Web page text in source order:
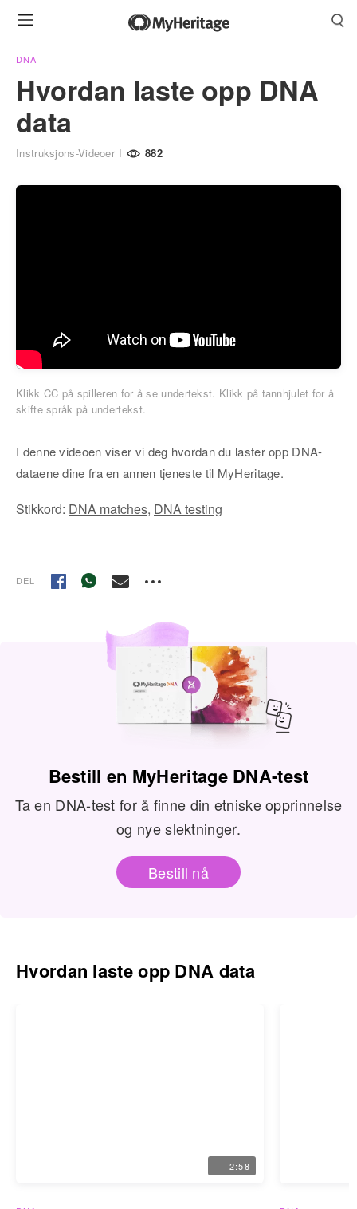
DNA
Hvordan laste opp DNA
data
Instruksjons-Videoer 882
Klikk CC på spilleren for å se undertekst. Klikk på tannhjulet for å
skifte språk på undertekst.
I denne videoen viser vi deg hvordan du laster opp DNA-
dataene dine fra en annen tjeneste til MyHeritage.
Stikkord: DNA matches, DNA testing
DEL
Bestill en MyHeritage DNA-test
Ta en DNA-test for å finne din etniske opprinnelse
og nye slektninger.
Bestill nå
Hvordan laste opp DNA data
2:58